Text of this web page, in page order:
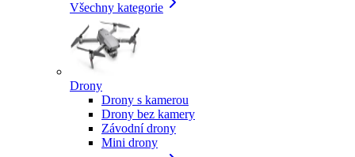
Všechny kategorie
Drony
Drony s kamerou
Drony bez kamery
Závodní drony
Mini drony